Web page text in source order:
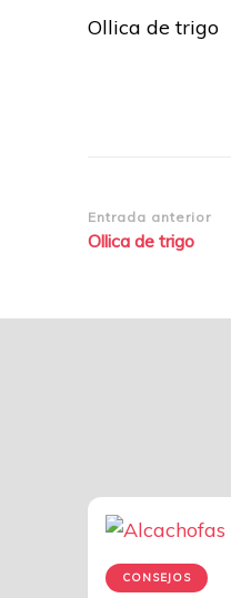
Ollica de trigo
Navegación
de
Entrada anterior
Ollica de trigo
CONSEJOS